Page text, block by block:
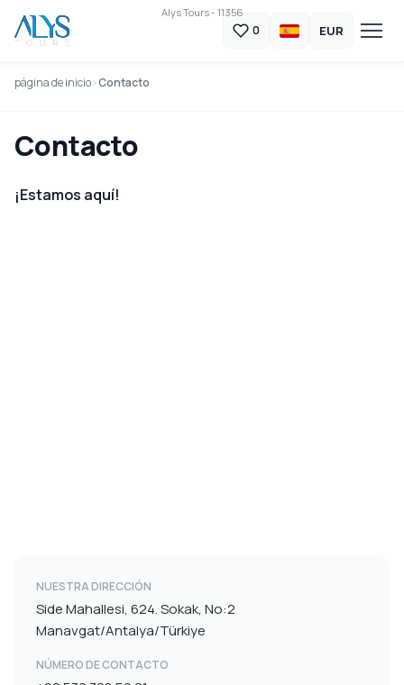
Alys Tours - 11356
0 EUR
página de inicio Contacto
Contacto
¡Estamos aquí!
NUESTRA DIRECCIÓN
Side Mahallesi, 624. Sokak, No:2
Manavgat/Antalya/Türkiye
NÚMERO DE CONTACTO